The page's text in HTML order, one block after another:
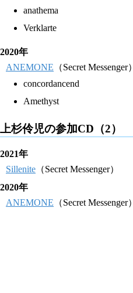
anathema
Verklarte
2020年
ANEMONE （Secret Messenger）
concordancend
Amethyst
上杉伶児の参加CD（2）
2021年
Sillenite （Secret Messenger）
2020年
ANEMONE （Secret Messenger）